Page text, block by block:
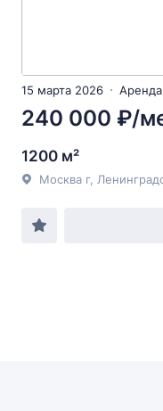
15 марта 2026 Аренда
240 000 ₽/
1200 м²
Москва г,